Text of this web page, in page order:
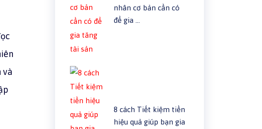
và
nhân cơ bản cần có
để gia …
8 cách Tiết kiệm tiền
hiệu quả giúp bạn gia